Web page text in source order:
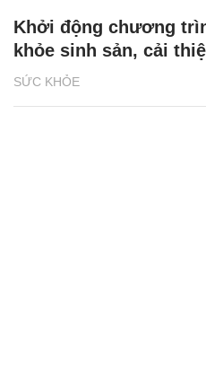
SỨC KHỎE
Khởi động chương
khỏe sinh sản, cải